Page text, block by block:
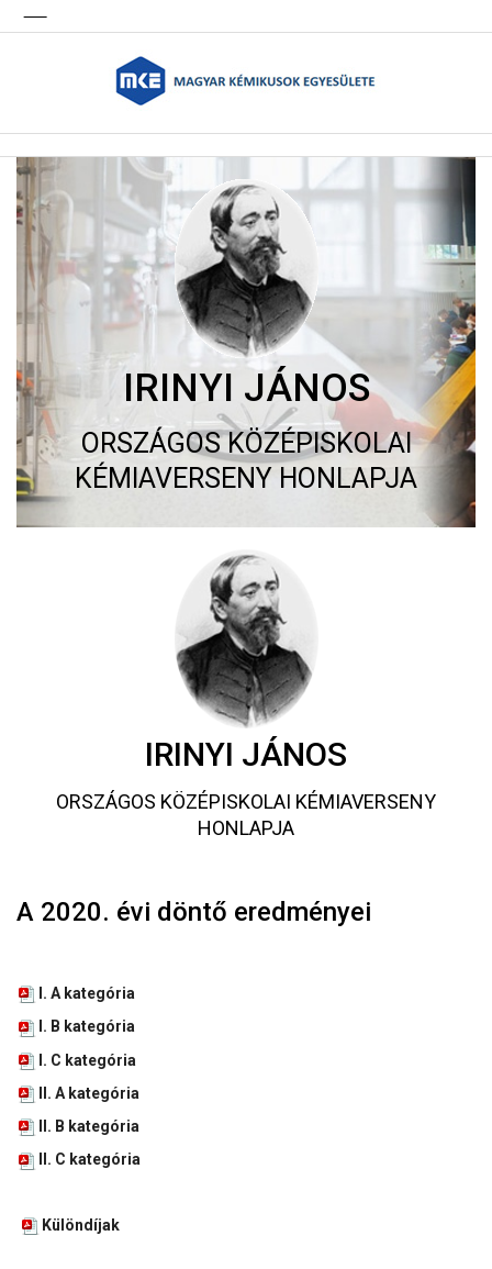
IRINYI JÁNOS
ORSZÁGOS KÖZÉPISKOLAI
KÉMIAVERSENY HONLAPJA
IRINYI JÁNOS
ORSZÁGOS KÖZÉPISKOLAI KÉMIAVERSENY
HONLAPJA
A 2020. évi döntő eredményei
I. A kategória
I. B kategória
I. C kategória
II. A kategória
II. B kategória
II. C kategória
Különdíjak